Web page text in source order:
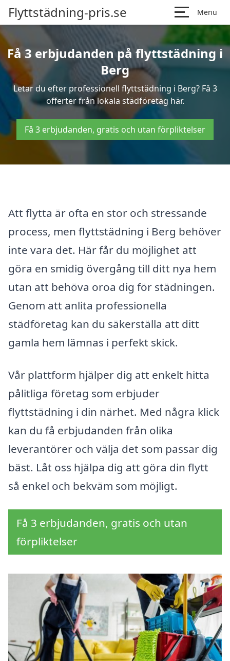
Flyttstädning-pris.se Menu
Få 3 erbjudanden på flyttstädning i
Berg
Letar du efter professionell flyttstädning i Berg? Få 3
offerter från lokala städföretag här.
Få 3 erbjudanden, gratis och utan förpliktelser
Att flytta är ofta en stor och stressande
process, men flyttstädning i Berg behöver
inte vara det. Här får du möjlighet att
göra en smidig övergång till ditt nya hem
utan att behöva oroa dig för städningen.
Genom att anlita professionella
städföretag kan du säkerställa att ditt
gamla hem lämnas i perfekt skick.
Vår plattform hjälper dig att enkelt hitta
pålitliga företag som erbjuder
flyttstädning i din närhet. Med några klick
kan du få erbjudanden från olika
leverantörer och välja det som passar dig
bäst. Låt oss hjälpa dig att göra din flytt
så enkel och bekväm som möjligt.
Få 3 erbjudanden, gratis och utan
förpliktelser